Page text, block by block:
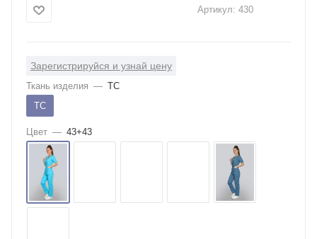
Артикул: 430
Зарегистрируйся и узнай цену
Ткань изделия — ТС
ТС
Цвет — 43+43